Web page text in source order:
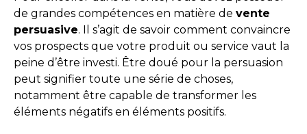
de grandes compétences en matière de vente
persuasive. Il s’agit de savoir comment convaincre
vos prospects que votre produit ou service vaut la
peine d’être investi. Être doué pour la persuasion
peut signifier toute une série de choses,
notamment être capable de transformer les
éléments négatifs en éléments positifs.